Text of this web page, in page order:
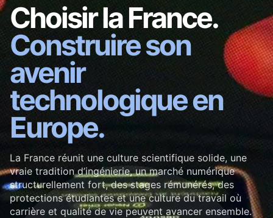
Choisir la France.
Construire son
avenir
technologique en
Europe.
La France réunit une culture scientifique solide, une
vraie tradition d’ingénierie, un marché numérique
structurellement fort, des stages rémunérés, des
protections étudiantes et une culture du travail où
carrière et qualité de vie peuvent avancer ensemble.